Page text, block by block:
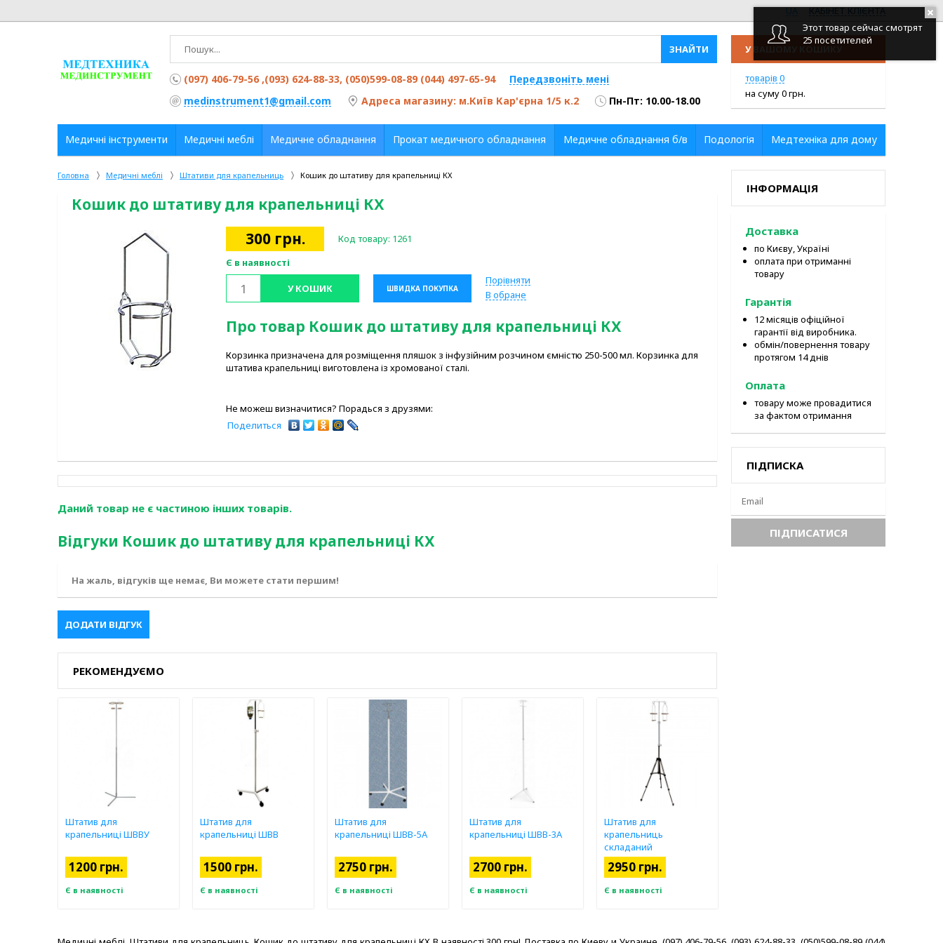
Головна Медичні меблі Штативи для крапельниць Кошик до штативу для крапельниці КХ
Кошик до штативу для крапельниці КХ
300 грн. Код товару: 1261
Є в наявності
У КОШИК ШВИДКА ПОКУПКА
Порівняти
В обране
Про товар Кошик до штативу для крапельниці КХ
Корзинка призначена для розміщення пляшок з інфузійним розчином ємністю 250-500 мл. Корзинка для
штатива крапельниці виготовлена із хромованої сталі.
Не можеш визначитися? Порадься з друзями:
Поделиться
Даний товар не є частиною інших товарів.
Відгуки Кошик до штативу для крапельниці КХ
На жаль, відгуків ще немає, Ви можете стати першим!
ДОДАТИ ВІДГУК
РЕКОМЕНДУЄМО
Штатив для
крапельниці ШВВУ
1200 грн.
Є в наявності
Штатив для
крапельниці ШВВ
1500 грн.
Є в наявності
Штатив для
крапельниці ШВВ-5А
2750 грн.
Є в наявності
Штатив для
крапельниці ШВВ-3А
2700 грн.
Є в наявності
Штатив для
крапельниць
складаний
2950 грн.
Є в наявності
ІНФОРМАЦІЯ
Доставка
по Києву, Україні
оплата при отриманні
товару
Гарантія
12 місяців офіційної
гарантії від виробника.
обмін/повернення товару
протягом 14 днів
Оплата
товару може провадитися
за фактом отримання
ПІДПИСКА
UA КАБІНЕТ КЛІЄНТА
(097) 406-79-56 ,(093) 624-88-33, (050)599-08-89 (044) 497-65-94
Передзвоніть мені
medinstrument1@gmail.com
Адреса магазину: м.Київ Кар'єрна 1/5 к.2 Пн-Пт: 10.00-18.00
У ВАШОМУ КОШИКУ
ПЕРЕЙТИ У КОШИК
товарів 0
на суму0грн.
Медичні інструменти Медичні меблі Медичне обладнання Прокат медичного обладнання Медичне обладнання б/в Подологія Медтехніка для дому
Этот товар сейчас смотрят
25 посетителей